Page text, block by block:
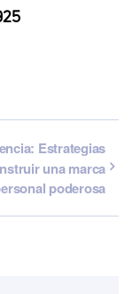
Estrategias
una marca
poderosa